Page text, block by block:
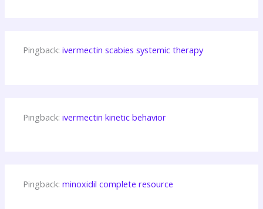
Pingback:ivermectin scabies systemic therapy
Pingback:ivermectin kinetic behavior
Pingback:minoxidil complete resource